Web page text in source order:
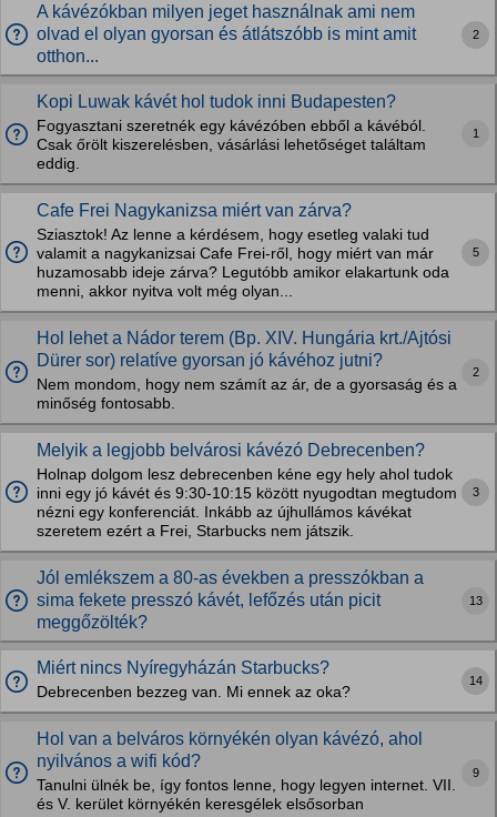
A kávézókban milyen jeget használnak ami nem
olvad el olyan gyorsan és átlátszóbb is mint amit
otthon...
2
Kopi Luwak kávét hol tudok inni Budapesten?
Fogyasztani szeretnék egy kávézóben ebből a kávéból.
Csak őrölt kiszerelésben, vásárlási lehetőséget találtam
eddig.
1
Cafe Frei Nagykanizsa miért van zárva?
Sziasztok! Az lenne a kérdésem, hogy esetleg valaki tud
valamit a nagykanizsai Cafe Frei-ről, hogy miért van már
huzamosabb ideje zárva? Legutóbb amikor elakartunk oda
menni, akkor nyitva volt még olyan...
5
Hol lehet a Nádor terem (Bp. XIV. Hungária krt./Ajtósi
Dürer sor) relatíve gyorsan jó kávéhoz jutni?
Nem mondom, hogy nem számít az ár, de a gyorsaság és a
minőség fontosabb.
2
Melyik a legjobb belvárosi kávézó Debrecenben?
Holnap dolgom lesz debrecenben kéne egy hely ahol tudok
inni egy jó kávét és 9:30-10:15 között nyugodtan megtudom
nézni egy konferenciát. Inkább az újhullámos kávékat
szeretem ezért a Frei, Starbucks nem játszik.
3
Jól emlékszem a 80-as években a presszókban a
sima fekete presszó kávét, lefőzés után picit
meggőzölték?
13
Miért nincs Nyíregyházán Starbucks?
Debrecenben bezzeg van. Mi ennek az oka?
14
Hol van a belváros környékén olyan kávézó, ahol
nyilvános a wifi kód?
Tanulni ülnék be, így fontos lenne, hogy legyen internet. VII.
és V. kerület környékén keresgélek elsősorban
9